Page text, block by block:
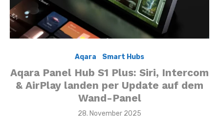
Aqara Smart Hubs
Aqara Panel Hub S1 Plus: Siri, Intercom
& AirPlay landen per Update auf dem
Wand-Panel
Posted
28. November 2025